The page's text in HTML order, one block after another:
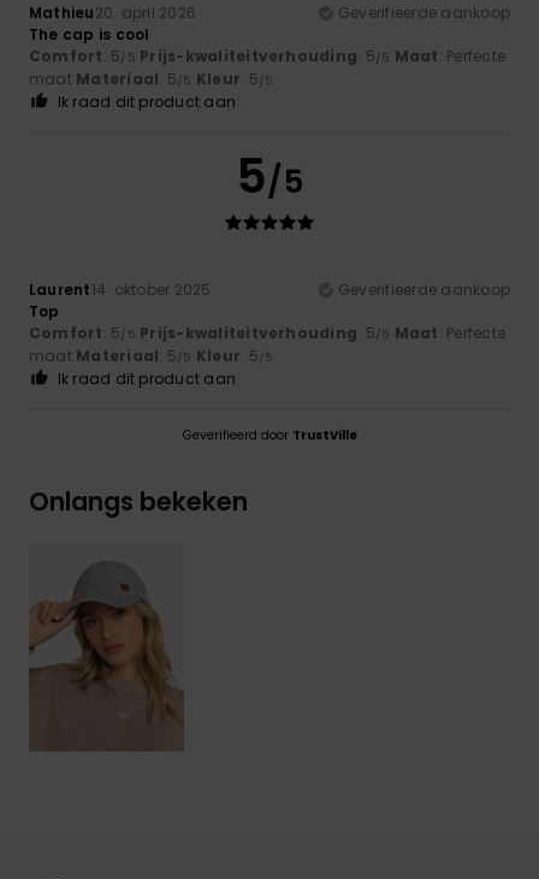
Mathieu20. april 2026
Geverifieerde aankoop
The cap is cool
Comfort: 5/5 Prijs-kwaliteitverhouding: 5/5 Maat: Perfecte
maat Materiaal: 5/5 Kleur: 5/5
Ik raad dit product aan
5/5
Laurent14. oktober 2025
Geverifieerde aankoop
Top
Comfort: 5/5 Prijs-kwaliteitverhouding: 5/5 Maat: Perfecte
maat Materiaal: 5/5 Kleur: 5/5
Ik raad dit product aan
Geverifieerd door TrustVille
Onlangs bekeken